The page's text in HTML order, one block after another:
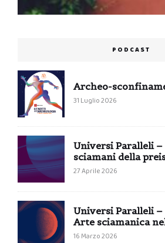
PODCAST
Archeo-
31 Luglio 2026
Universi Paralleli –
sciamani della
27 Aprile 2026
Universi Paralleli
Arte sciamanica
16 Marzo 2026